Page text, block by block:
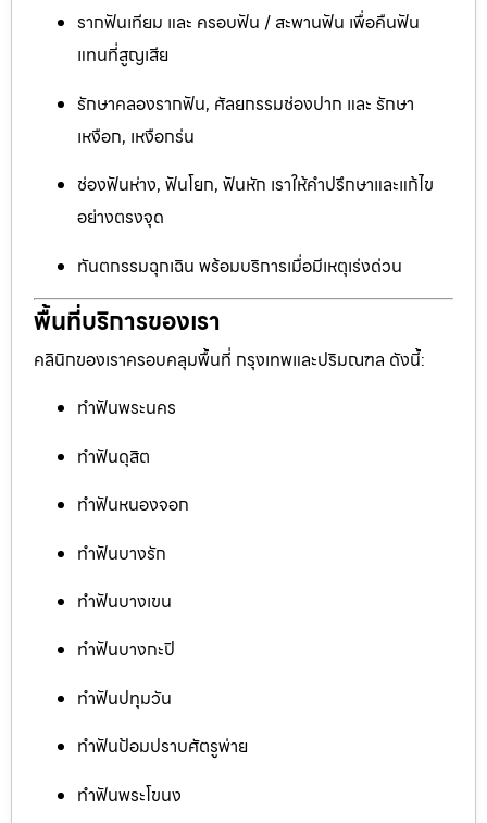
รากฟันเทียม และ ครอบฟัน / สะพานฟัน เพื่อคืนฟัน
แทนที่สูญเสีย
รักษาคลองรากฟัน, ศัลยกรรมช่องปาก และ รักษา
เหงือก, เหงือกร่น
ช่องฟันห่าง, ฟันโยก, ฟันหัก เราให้คำปรึกษาและแก้ไข
อย่างตรงจุด
ทันตกรรมฉุกเฉิน พร้อมบริการเมื่อมีเหตุเร่งด่วน
พื้นที่บริการของเรา
คลินิกของเราครอบคลุมพื้นที่ กรุงเทพและปริมณฑล ดังนี้:
ทำฟันพระนคร
ทำฟันดุสิต
ทำฟันหนองจอก
ทำฟันบางรัก
ทำฟันบางเขน
ทำฟันบางกะปิ
ทำฟันปทุมวัน
ทำฟันป้อมปราบศัตรูพ่าย
ทำฟันพระโขนง